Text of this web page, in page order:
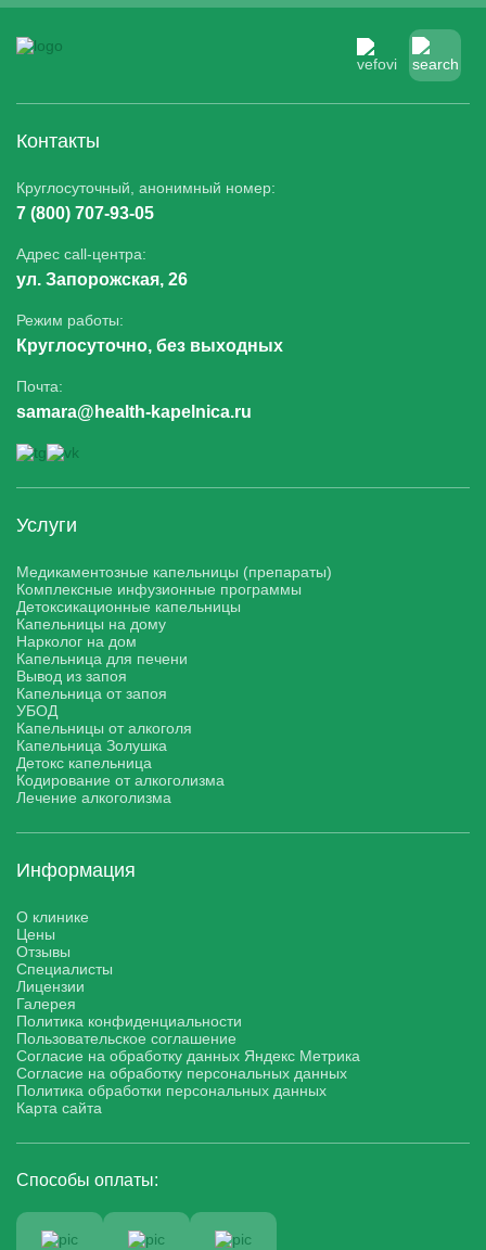
Услуги
Медикаментозные капельницы (препараты)
Комплексные инфузионные программы
Детоксикационные капельницы
Капельницы на дому
Нарколог на дом
Капельница для печени
Вывод из запоя
Капельница от запоя
УБОД
Капельницы от алкоголя
Капельница Золушка
Детокс капельница
Кодирование от алкоголизма
Лечение алкоголизма
Информация
О клинике
Цены
Отзывы
Специалисты
Лицензии
Галерея
Политика конфиденциальности
Пользовательское соглашение
Согласие на обработку данных Яндекс Метрика
Согласие на обработку персональных данных
Политика обработки персональных данных
Карта сайта
Контакты
Круглосуточный, анонимный номер:
7 (800) 707-93-05
Адрес call-центра:
ул. Запорожская, 26
Режим работы:
Круглосуточно, без выходных
Почта:
samara@health-kapelnica.ru
Способы оплаты: